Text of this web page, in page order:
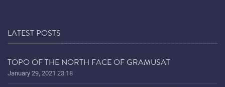
LATEST POSTS
TOPO OF THE NORTH FACE OF GRAMUSAT
January 29, 2021 23:18